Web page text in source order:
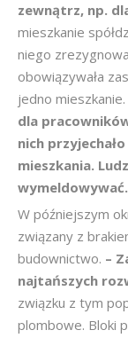
zewnątrz, np.
mieszkanie
niego
obowiązywała
jedno mieszkanie.
dla
nich
mieszkania.
wymeldowywać.
W późniejszym
związany z
budownictwo. –
najtańszych
związku z tym
plombowe. Bloki